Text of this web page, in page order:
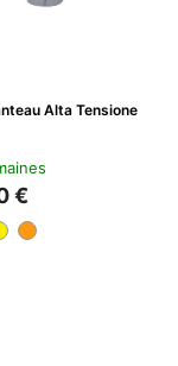
Alta Tensione
€